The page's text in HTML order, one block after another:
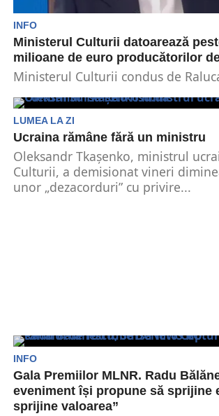
INFO
Ministerul Culturii datoarează
milioane de euro producătorilor
Ministerul Culturii condus de
LUMEA LA ZI
Ucraina rămâne fără un ministru
Oleksandr Tkașenko, ministrul
Culturii, a demisionat vineri
unor „dezacorduri” cu privire...
INFO
Gala Premiilor MLNR. Radu
eveniment își propune să sprijine
sprijine valoarea”